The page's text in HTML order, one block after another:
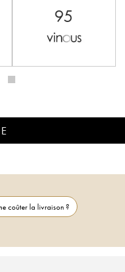
95
coûter la livraison ?